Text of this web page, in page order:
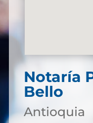
Notaría
Bello
Antioquia